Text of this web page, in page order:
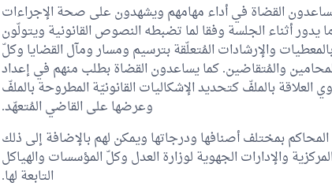
يُساعدون القضاة في أداء مهامهم ويشهدون على صحة الإجراءات
يدور أثناء الجلسة وفقا لما تضبطه النصوص القانونية ويتولّون
والإرشادات المُتعلّقة بترسيم ومسار ومآل القضايا وكلّ
والمُتقاضين. كما يساعدون القضاة بطلب منهم في إعداد
بالملفّ كتحديد الإشكاليات القانونيّة المطروحة بالملفّ
وعرضها على القاضي المُتعهّد.
بمختلف أصنافها ودرجاتها ويمكن لهم بالإضافة إلى ذلك
والإدارات الجهوية لوزارة العدل وكلّ المؤسسات والهياكل
التابعة لها.